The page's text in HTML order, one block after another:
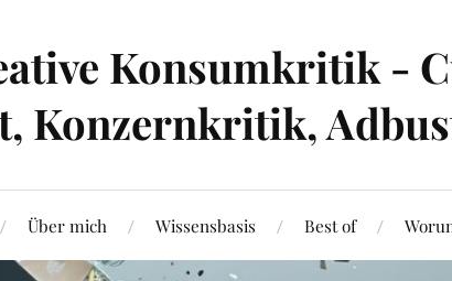
Konsumkritik -
Konzernkritik,
Über mich Wissensbasis Best of